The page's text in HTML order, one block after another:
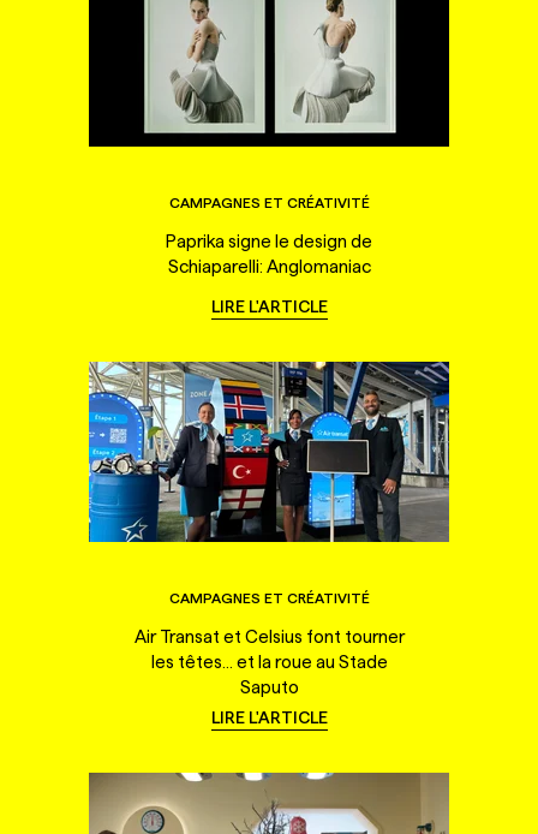
CAMPAGNES ET CRÉATIVITÉ
Paprika signe le design de
Schiaparelli: Anglomaniac
LIRE L'ARTICLE
CAMPAGNES ET CRÉATIVITÉ
Air Transat et Celsius font tourner
les têtes... et la roue au Stade
Saputo
LIRE L'ARTICLE